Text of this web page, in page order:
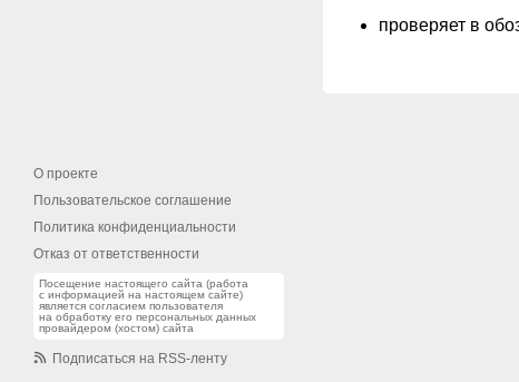
О проекте
Пользовательское соглашение
Политика конфиденциальности
Отказ от ответственности
Посещение настоящего сайта (работа
с информацией на настоящем сайте)
является согласием пользователя
на обработку его персональных данных
провайдером (хостом) сайта
Подписаться на RSS-ленту
проверяет в